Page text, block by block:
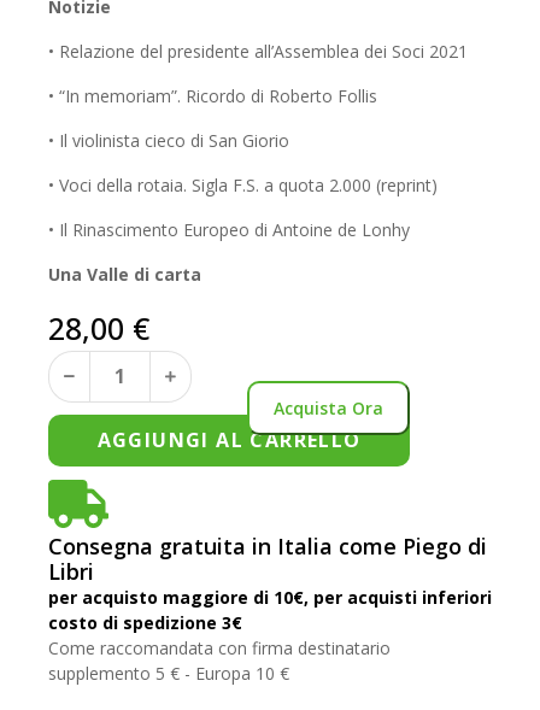
Notizie
• Relazione del presidente all’Assemblea dei Soci 2021
• “In memoriam”. Ricordo di Roberto Follis
• Il violinista cieco di San Giorio
• Voci della rotaia. Sigla F.S. a quota 2.000 (reprint)
• Il Rinascimento Europeo di Antoine de Lonhy
Una Valle di carta
28,00 €
AGGIUNGI AL CARRELLO
Acquista Ora
Consegna gratuita in Italia come Piego di
Libri
per acquisto maggiore di 10€, per acquisti inferiori
costo di spedizione 3€
Come raccomandata con firma destinatario
supplemento 5 € - Europa 10 €